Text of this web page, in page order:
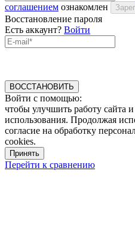
соглашением ознакомлен
Восстановление пароля
Есть аккаунт? Войти
ВОССТАНОВИТЬ
Войти с помощью:
чтобы улучшить работу сайта
использования. Продолжая
согласие на обработку
cookies.
Принять
Перейти к сравнению